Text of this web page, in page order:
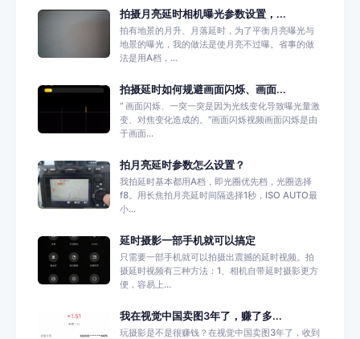
拍摄月亮延时相机曝光参数设置，...
拍有地景的月升、月落延时，为了平衡月亮曝光与
地景的曝光，我的做法是使月亮不过曝。省事的做
法是用A档，...
拍摄延时如何规避画面闪烁、画面...
“ 画面闪烁、一突一突是因为光线变化导致曝光量激
变、对焦变化造成的。”画面闪烁视频画面闪烁是由
于画面...
拍月亮延时参数怎么设置？
我拍延时基本都用A档，即光圈优先档，光圈选择
f8。用长焦拍月亮延时间隔选择1秒，ISO AUTO最
小...
延时摄影一部手机就可以搞定
只需要一部手机就可以拍摄出震撼的延时视频。拍
摄延时视频有三种方法：1、相机自带延时摄影更方
便，容易上...
我在视觉中国卖图3年了，赚了多...
玩摄影是不是很赚钱？在视觉中国卖图3年了，收到